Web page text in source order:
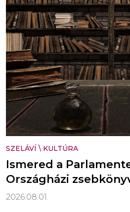
SZELÁVÍ \ KULTÚRA
Ismered a
Országházi
2026.08.01.